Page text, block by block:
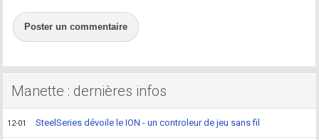
Poster un commentaire
Manette : dernières infos
12-01 SteelSeries dévoile le ION - un controleur de jeu sans fil